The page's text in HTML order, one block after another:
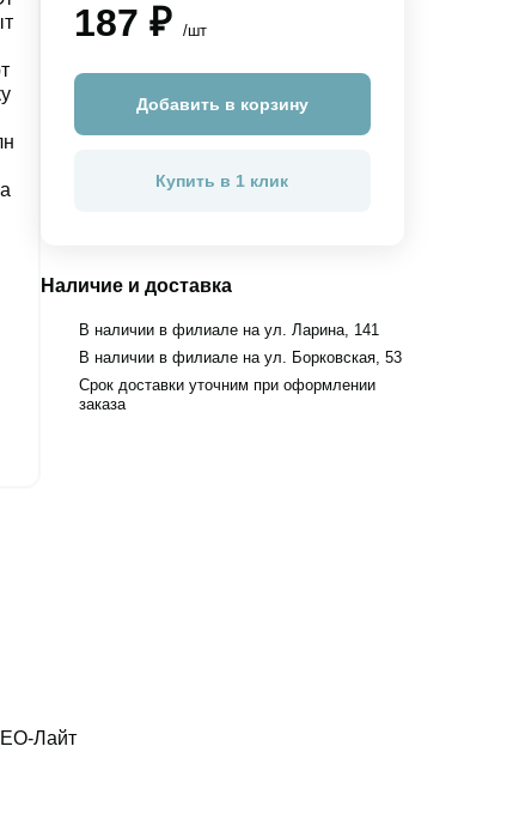
187 ₽ /шт
Добавить в корзину
Купить в 1 клик
Наличие и доставка
В наличии в филиале на ул. Ларина, 141
В наличии в филиале на ул. Борковская, 53
Срок доставки уточним при оформлении
заказа
Лайт